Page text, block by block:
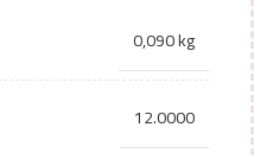
0,090 kg
12.0000